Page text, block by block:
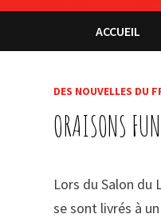
ACCUEIL
DES NOUVELLES DU
ORAISONS
Lors du Salon du
se sont livrés à